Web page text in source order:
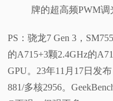
牌的超高频PWM调
PS：骁龙7 Gen 3，
的A715+3颗2.4GHz的
GPU。23年11月17日发
881/多核2956。